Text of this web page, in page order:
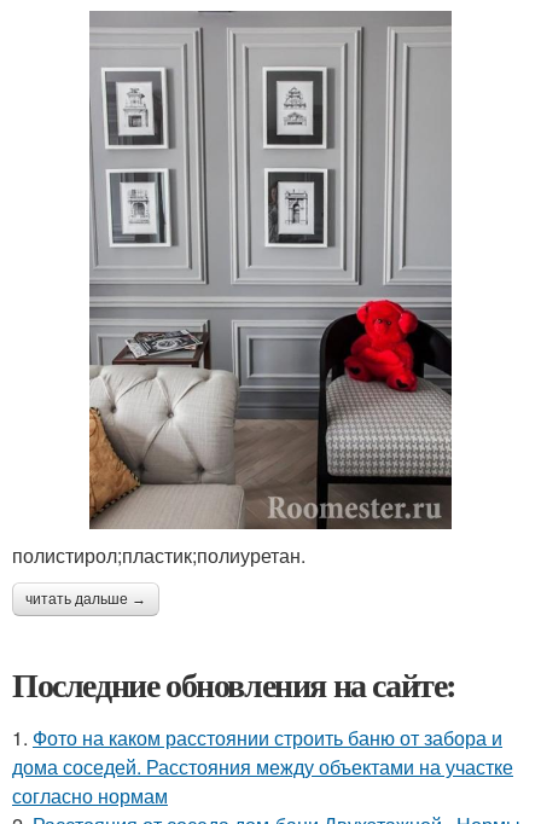
полистирол;пластик;полиуретан.
читать дальше →
Последние обновления на сайте:
1. Фото на каком расстоянии строить баню от забора и
дома соседей. Расстояния между объектами на участке
согласно нормам